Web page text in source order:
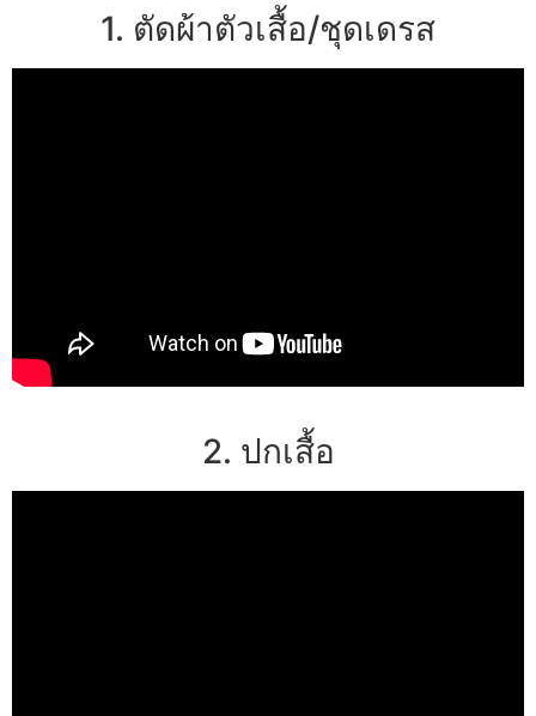
1. ตัดผ้าตัวเสื้อ/ชุดเดรส
2. ปกเสื้อ